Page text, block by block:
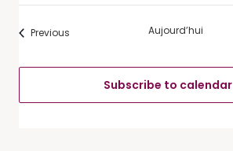
Previous Aujourd’hui
Subscribe to calendar